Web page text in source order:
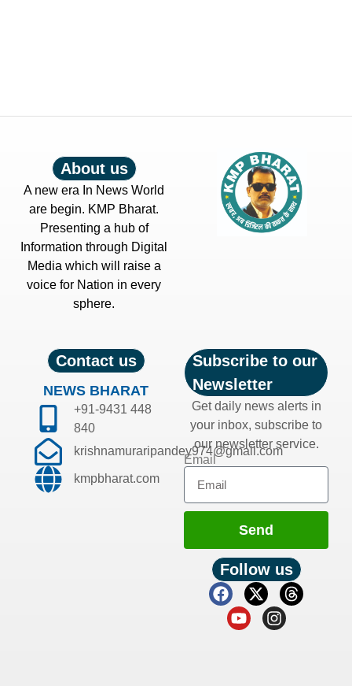
About us
A new era In News World
are begin. KMP Bharat.
Presenting a hub of
Information through Digital
Media which will raise a
voice for Nation in every
sphere.
Contact us
NEWS BHARAT
+91-9431 448
840
krishnamuraripandey974@gmail.com
kmpbharat.com
Subscribe to our
Newsletter
Get daily news alerts in
your inbox, subscribe to
our newsletter service.
Email
Send
Follow us